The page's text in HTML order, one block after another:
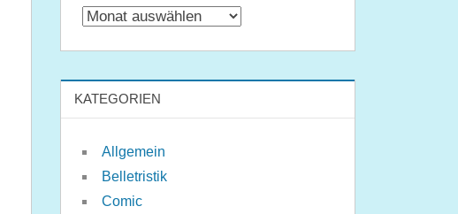
Archiv
KATEGORIEN
Allgemein
Belletristik
Comic